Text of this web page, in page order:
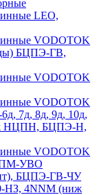
LEO,
VODOTOK
БЦПЭ-ГВ,
VODOTOK
VODOTOK
7д, 8д, 9д, 10д,
НЦПН, БЦПЭ-Н,
VODOTOK
УВО
БЦПЭ-ГВ-ЧУ
НЗ, 4NNM (ниж